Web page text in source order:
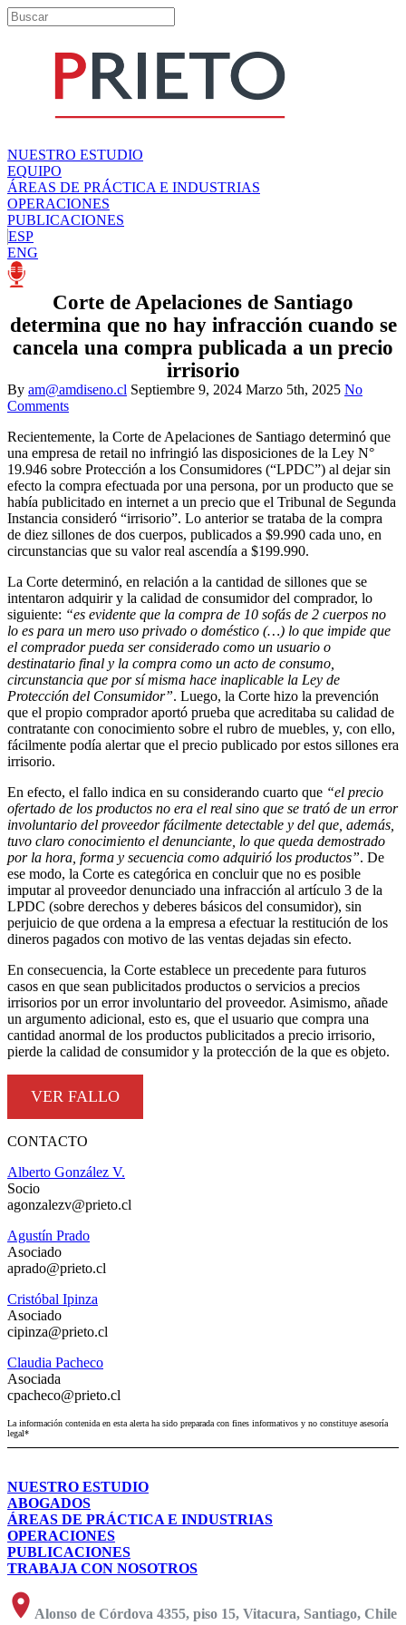
NUESTRO ESTUDIO
EQUIPO
ÁREAS DE PRÁCTICA E INDUSTRIAS
OPERACIONES
PUBLICACIONES
ESP
ENG
Corte de Apelaciones de Santiago
determina que no hay infracción cuando se
cancela una compra publicada a un precio
irrisorio
By am@amdiseno.cl Septiembre 9, 2024 Marzo 5th, 2025 No
Comments
Recientemente, la Corte de Apelaciones de Santiago determinó que
una empresa de retail no infringió las disposiciones de la Ley N°
19.946 sobre Protección a los Consumidores (“LPDC”) al dejar sin
efecto la compra efectuada por una persona, por un producto que se
había publicitado en internet a un precio que el Tribunal de Segunda
Instancia consideró “irrisorio”. Lo anterior se trataba de la compra
de diez sillones de dos cuerpos, publicados a $9.990 cada uno, en
circunstancias que su valor real ascendía a $199.990.
La Corte determinó, en relación a la cantidad de sillones que se
intentaron adquirir y la calidad de consumidor del comprador, lo
siguiente: “es evidente que la compra de 10 sofás de 2 cuerpos no
lo es para un mero uso privado o doméstico (…) lo que impide que
el comprador pueda ser considerado como un usuario o
destinatario final y la compra como un acto de consumo,
circunstancia que por sí misma hace inaplicable la Ley de
Protección del Consumidor”. Luego, la Corte hizo la prevención
que el propio comprador aportó prueba que acreditaba su calidad de
contratante con conocimiento sobre el rubro de muebles, y, con ello,
fácilmente podía alertar que el precio publicado por estos sillones era
irrisorio.
En efecto, el fallo indica en su considerando cuarto que “el precio
ofertado de los productos no era el real sino que se trató de un error
involuntario del proveedor fácilmente detectable y del que, además,
tuvo claro conocimiento el denunciante, lo que queda demostrado
por la hora, forma y secuencia como adquirió los productos”. De
ese modo, la Corte es categórica en concluir que no es posible
imputar al proveedor denunciado una infracción al artículo 3 de la
LPDC (sobre derechos y deberes básicos del consumidor), sin
perjuicio de que ordena a la empresa a efectuar la restitución de los
dineros pagados con motivo de las ventas dejadas sin efecto.
En consecuencia, la Corte establece un precedente para futuros
casos en que sean publicitados productos o servicios a precios
irrisorios por un error involuntario del proveedor. Asimismo, añade
un argumento adicional, esto es, que el usuario que compra una
cantidad anormal de los productos publicitados a precio irrisorio,
pierde la calidad de consumidor y la protección de la que es objeto.
VER FALLO
CONTACTO
Alberto González V.
Socio
agonzalezv@prieto.cl
Agustín Prado
Asociado
aprado@prieto.cl
Cristóbal Ipinza
Asociado
cipinza@prieto.cl
Claudia Pacheco
Asociada
cpacheco@prieto.cl
La información contenida en esta alerta ha sido preparada con fines informativos y no constituye asesoría
legal*
NUESTRO ESTUDIO
ABOGADOS
ÁREAS DE PRÁCTICA E INDUSTRIAS
OPERACIONES
PUBLICACIONES
TRABAJA CON NOSOTROS
Alonso de Córdova 4355, piso 15, Vitacura, Santiago, Chile